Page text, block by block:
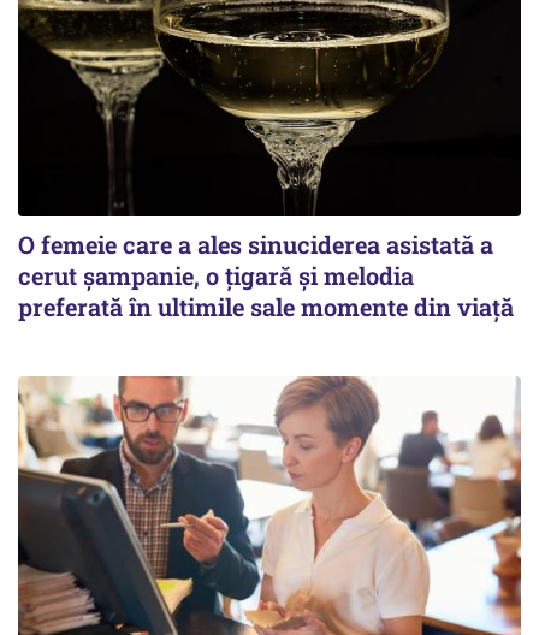
O femeie care a ales sinuciderea asistată a
cerut șampanie, o țigară și melodia
preferată în ultimile sale momente din viață